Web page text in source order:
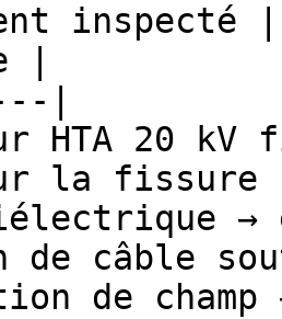
|
|
HTA 20 kV
la fissure |
→
de câble
de